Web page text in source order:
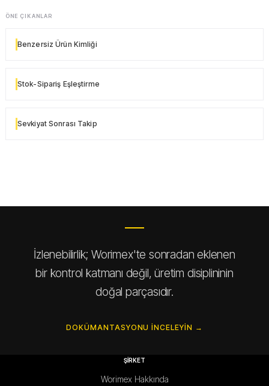
ÖNE ÇIKANLAR
Benzersiz Ürün Kimliği
Stok-Sipariş Eşleştirme
Sevkiyat Sonrası Takip
İzlenebilirlik; Worimex'te sonradan eklenen
bir kontrol katmanı değil, üretim disiplininin
doğal parçasıdır.
DOKÜMANTASYONU INCELEYIN →
ŞİRKET
Worimex Hakkında